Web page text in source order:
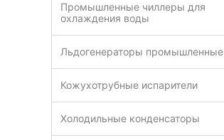
Промышленные чиллеры для
охлаждения воды
Льдогенераторы промышленные
Кожухотрубные испарители
Холодильные конденсаторы